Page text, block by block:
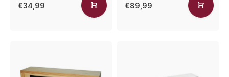
€34,99 €89,99